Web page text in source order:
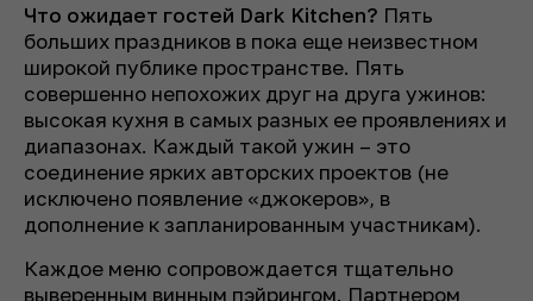
Что ожидает гостей Dark Kitchen? Пять
больших праздников в пока еще неизвестном
широкой публике пространстве. Пять
совершенно непохожих друг на друга ужинов:
высокая кухня в самых разных ее проявлениях и
диапазонах. Каждый такой ужин – это
соединение ярких авторских проектов (не
исключено появление «джокеров», в
дополнение к запланированным участникам).
Каждое меню сопровождается тщательно
выверенным винным пэйрингом. Партнером